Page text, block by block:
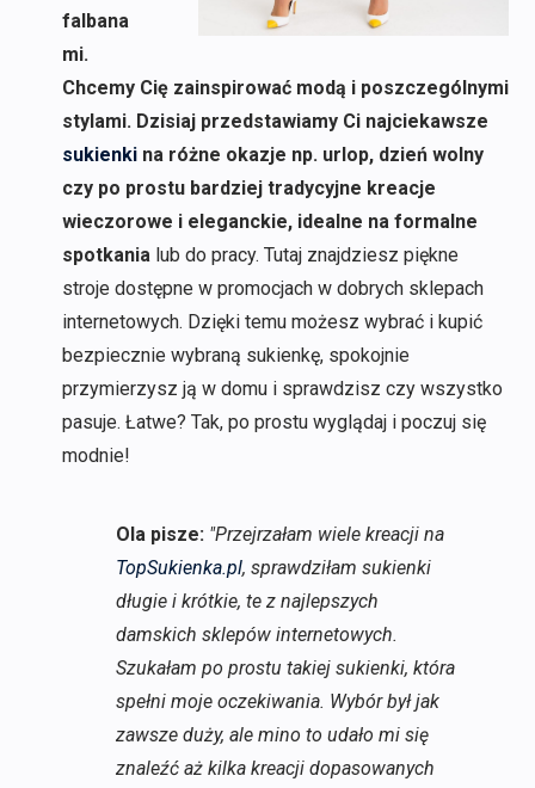
falbana
mi.
Chcemy Cię zainspirować modą i poszczególnymi
stylami. Dzisiaj przedstawiamy Ci najciekawsze
sukienkina różne okazje np. urlop, dzień wolny
czy po prostu bardziej tradycyjne kreacje
wieczorowe i eleganckie, idealne na formalne
spotkania lub do pracy. Tutaj znajdziesz piękne
stroje dostępne w promocjach w dobrych sklepach
internetowych. Dzięki temu możesz wybrać i kupić
bezpiecznie wybraną sukienkę, spokojnie
przymierzysz ją w domu i sprawdzisz czy wszystko
pasuje. Łatwe? Tak, po prostu wyglądaj i poczuj się
modnie!
Ola pisze: "Przejrzałam wiele kreacji na
TopSukienka.pl, sprawdziłam sukienki
długie i krótkie, te z najlepszych
damskich sklepów internetowych.
Szukałam po prostu takiej sukienki, która
spełni moje oczekiwania. Wybór był jak
zawsze duży, ale mino to udało mi się
znaleźć aż kilka kreacji dopasowanych